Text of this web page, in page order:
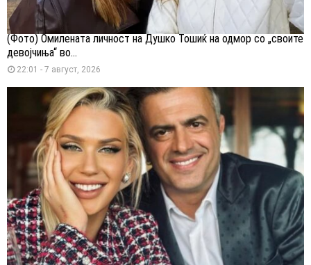
(Фото) Омилената личност на Душко Тошиќ на одмор со „своите
девојчиња“ во...
22:01 - 7 август, 2026